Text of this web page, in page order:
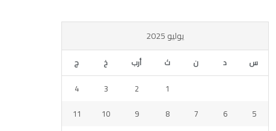
يوليو 2025
س د ن ث أرب خ ج
1
2
3
4
5
6
7
8
9
10
11